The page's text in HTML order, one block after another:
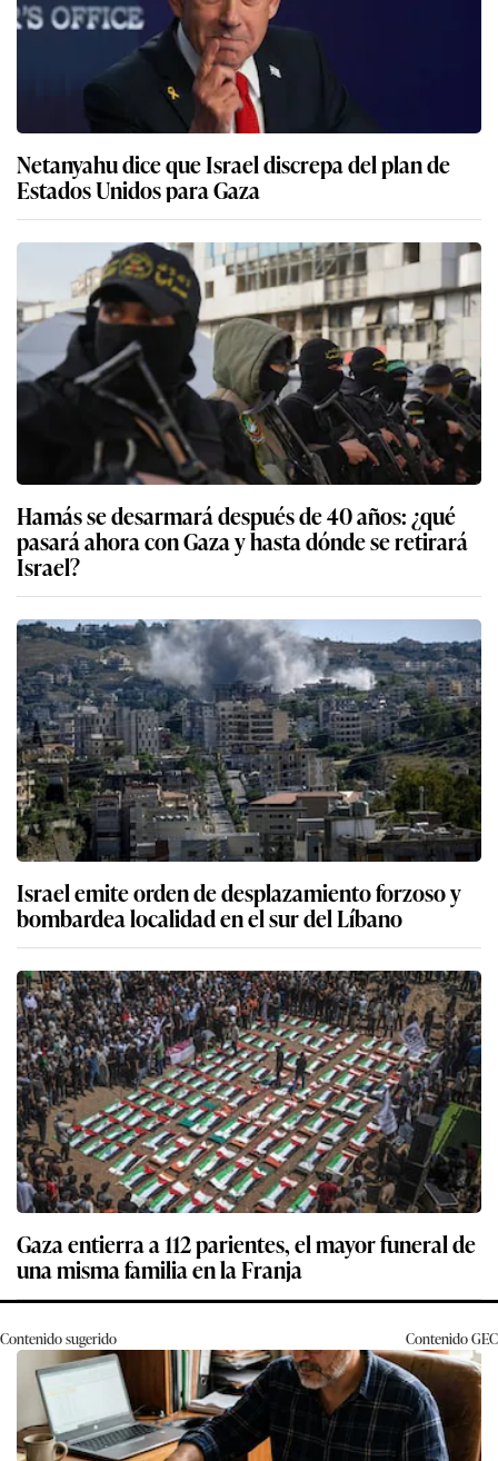
Netanyahu dice que Israel discrepa del plan de
Estados Unidos para Gaza
Hamás se desarmará después de 40 años: ¿qué
pasará ahora con Gaza y hasta dónde se retirará
Israel?
Israel emite orden de desplazamiento forzoso y
bombardea localidad en el sur del Líbano
Gaza entierra a 112 parientes, el mayor funeral de
una misma familia en la Franja
Contenido sugerido ContenidoGEC